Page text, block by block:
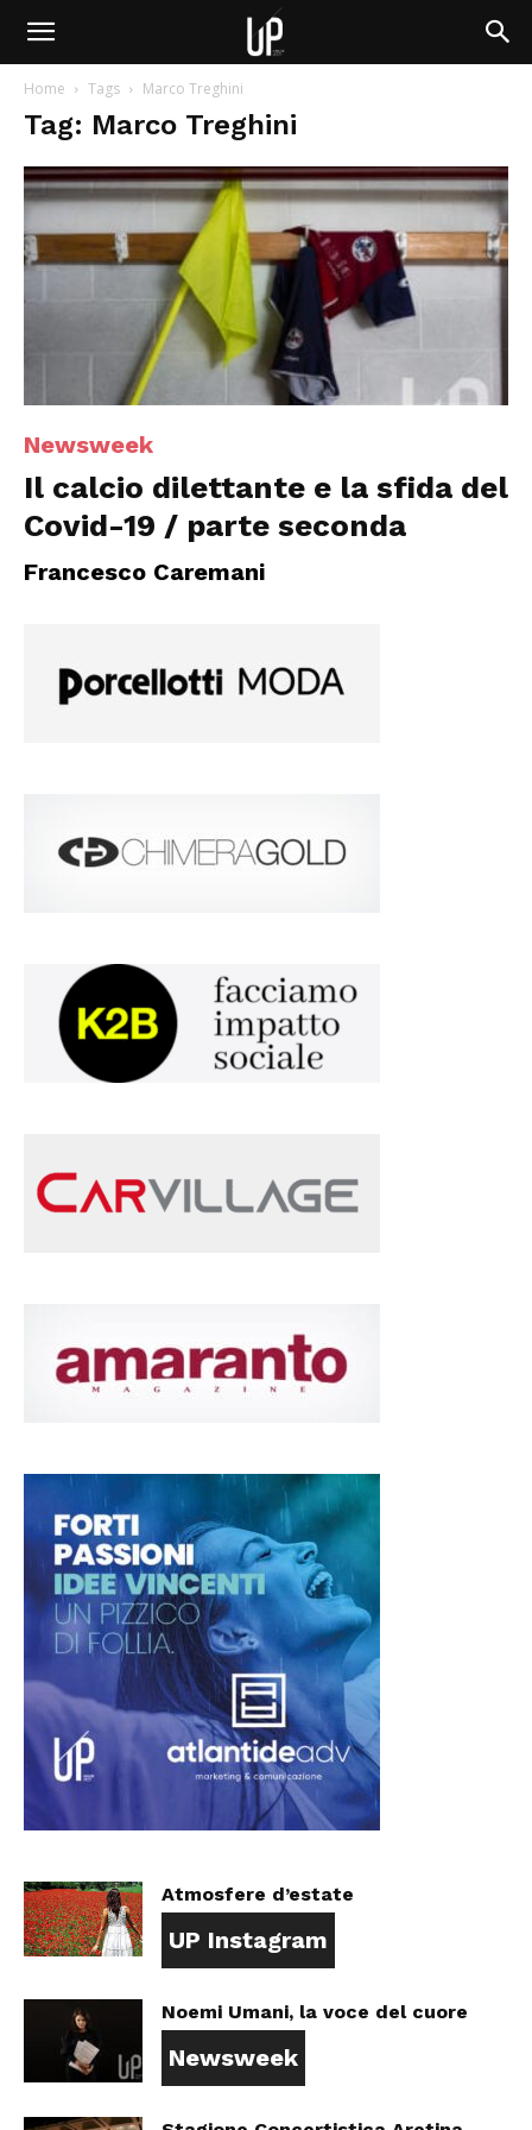
Home Tags Marco Treghini
Tag: Marco Treghini
Newsweek
Il calcio dilettante e la sfida del
Covid-19 / parte seconda
Francesco Caremani
Atmosfere d’estate
UP Instagram
Noemi Umani, la voce del cuore
Newsweek